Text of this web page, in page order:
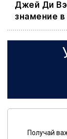
Джей Ди
знамение